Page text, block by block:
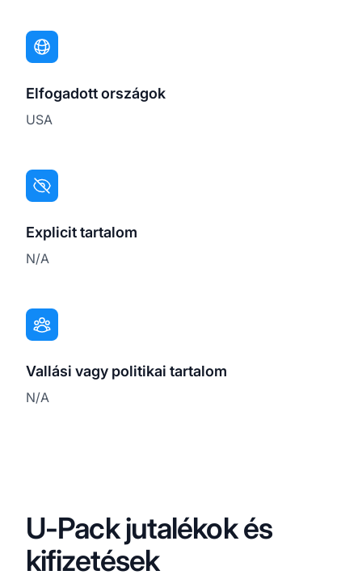
Elfogadott országok
USA
Explicit tartalom
N/A
Vallási vagy politikai tartalom
N/A
U-Pack jutalékok és
kifizetések